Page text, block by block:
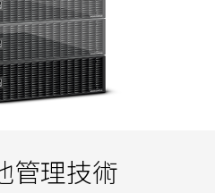
管理技術